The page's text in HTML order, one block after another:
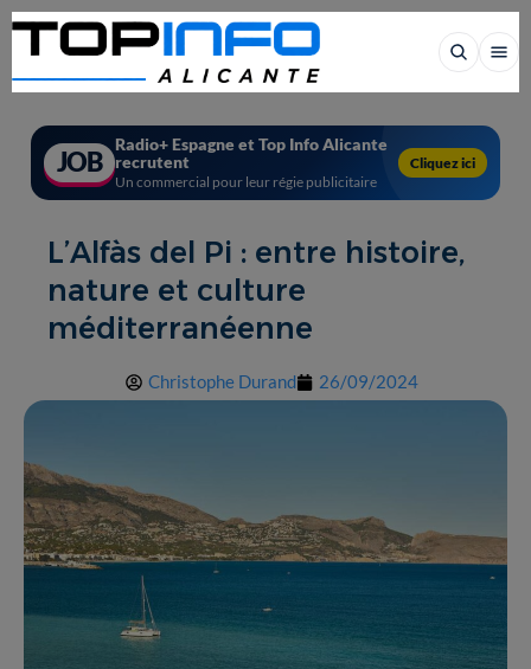
JOB
Radio+ Espagne et Top Info Alicante
recrutent
Un commercial pour leur régie publicitaire
Cliquez ici
L’Alfàs del Pi : entre histoire,
nature et culture
méditerranéenne
Christophe Durand 26/09/2024